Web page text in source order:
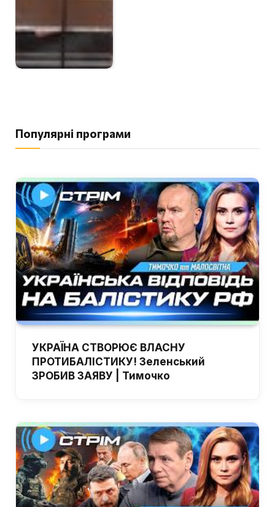
Популярні програми
УКРАЇНА СТВОРЮЄ ВЛАСНУ
ПРОТИБАЛІСТИКУ! Зеленський
ЗРОБИВ ЗАЯВУ | Тимочко